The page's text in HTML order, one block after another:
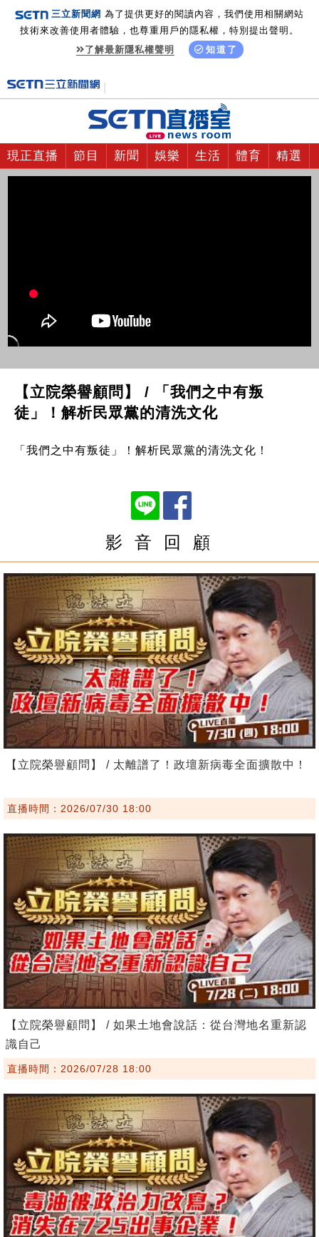
三立新聞網 為了提供更好的閱讀內容，我們使用相關網站
技術來改善使用者體驗，也尊重用戶的隱私權，特別提出聲明。
了解最新隱私權聲明
知道了
現正直播 節目 新聞 娛樂 生活 體育 精選
【立院榮譽顧問】 / 「我們之中有叛
徒」！解析民眾黨的清洗文化
「我們之中有叛徒」！解析民眾黨的清洗文化！
影 音 回 顧
【立院榮譽顧問】 / 太離譜了！政壇新病毒全面擴散中！
直播時間：2026/07/30 18:00
【立院榮譽顧問】 / 如果土地會說話：從台灣地名重新認
識自己
直播時間：2026/07/28 18:00